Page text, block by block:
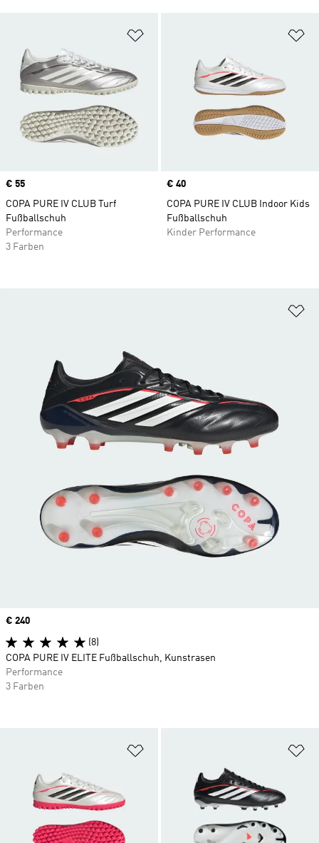
Price
€ 55
COPA PURE IV CLUB Turf
Fußballschuh
Performance
3 Farben
Price
€ 40
COPA PURE IV CLUB Indoor Kids
Fußballschuh
Kinder Performance
Price
€ 240
(8)
COPA PURE IV ELITE Fußballschuh, Kunstrasen
Performance
3 Farben